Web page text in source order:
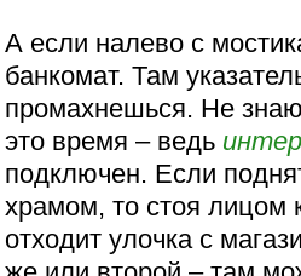
А если налево с
банкомат. Там
промахнешься. Не
это время – ведь
подключен. Если
храмом, то стоя лицом
отходит улочка с